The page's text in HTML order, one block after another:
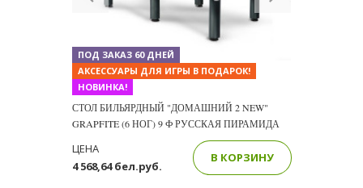
ПОД ЗАКАЗ 60 ДНЕЙ
АКСЕССУАРЫ ДЛЯ ИГРЫ В ПОДАРОК!
НОВИНКА!
СТОЛ БИЛЬЯРДНЫЙ "ДОМАШНИЙ 2 NEW"
GRAPFITE (6 НОГ) 9 Ф РУССКАЯ ПИРАМИДА
4 568,64 бел.руб.
ЦЕНА
В КОРЗИНУ